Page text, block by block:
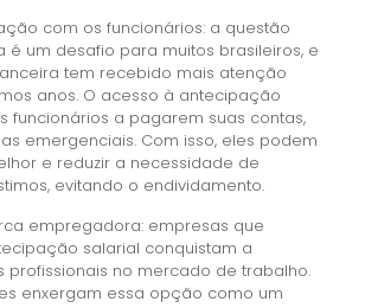
com os funcionários: a questão
é um desafio para muitos brasileiros, e
tem recebido mais atenção
anos. O acesso à antecipação
funcionários a pagarem suas contas,
emergenciais. Com isso, eles podem
e reduzir a necessidade de
evitando o endividamento.
empregadora: empresas que
salarial conquistam a
profissionais no mercado de trabalho.
enxergam essa opção como um